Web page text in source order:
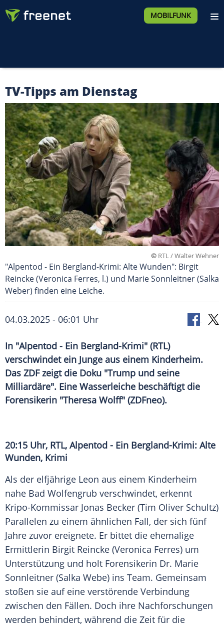
MOBILFUNK
TV-Tipps am Dienstag
© RTL / Walter Wehner
"Alpentod - Ein Bergland-Krimi: Alte Wunden": Birgit
Reincke (Veronica Ferres, l.) und Marie Sonnleitner (Salka
Weber) finden eine Leiche.
04.03.2025 - 06:01 Uhr
In "Alpentod - Ein Bergland-Krimi" (RTL)
verschwindet ein Junge aus einem Kinderheim.
Das ZDF zeigt die Doku "Trump und seine
Milliardäre". Eine Wasserleiche beschäftigt die
Forensikerin "Theresa Wolff" (ZDFneo).
20:15 Uhr, RTL, Alpentod - Ein Bergland-Krimi: Alte
Wunden, Krimi
Als der elfjährige Leon aus einem Kinderheim
nahe Bad Wolfengrub verschwindet, erkennt
Kripo-Kommissar Jonas Becker (Tim Oliver Schultz)
Parallelen zu einem ähnlichen Fall, der sich fünf
Jahre zuvor ereignete. Er bittet die ehemalige
Ermittlerin Birgit Reincke (Veronica Ferres) um
Unterstützung und holt Forensikerin Dr. Marie
Sonnleitner (Salka Webe) ins Team. Gemeinsam
stoßen sie auf eine verstörende Verbindung
zwischen den Fällen. Doch ihre Nachforschungen
werden behindert, während die Zeit für die